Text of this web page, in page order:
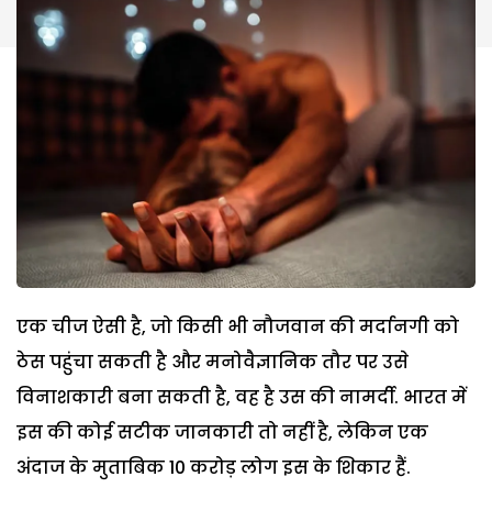
एक चीज ऐसी है, जो किसी भी नौजवान की मर्दानगी को
ठेस पहुंचा सकती है और मनोवैज्ञानिक तौर पर उसे
विनाशकारी बना सकती है, वह है उस की नामर्दी. भारत में
इस की कोई सटीक जानकारी तो नहीं है, लेकिन एक
अंदाज के मुताबिक 10 करोड़ लोग इस के शिकार हैं.